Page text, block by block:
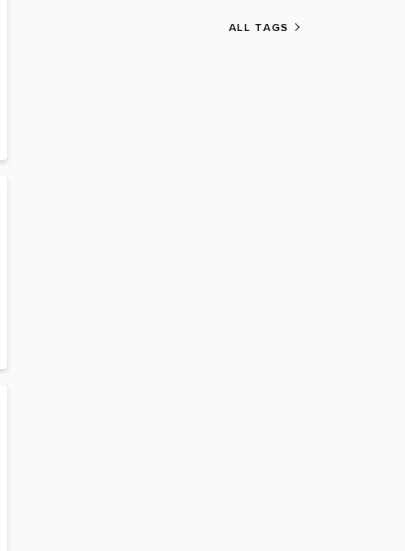
ALL TAGS